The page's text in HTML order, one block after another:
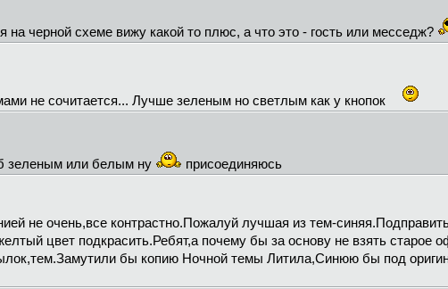
на черной схеме вижу какой то плюс, а что это - гость или месседж?
не сочитается... Лучше зеленым но светлым как у кнопок
зеленым или белым ну
присоединяюсь
не очень,все контрастно.Пожалуй лучшая из тем-
цвет подкрасить.Ребят,а почему бы за основу не взять старое
бы копию Ночной темы Литила,Синюю бы под